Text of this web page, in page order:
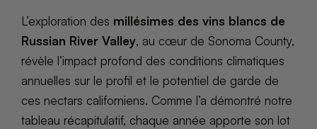
L’exploration des millésimes des vins blancs de
Russian River Valley, au cœur de Sonoma County,
révèle l’impact profond des conditions climatiques
annuelles sur le profil et le potentiel de garde de
ces nectars californiens. Comme l’a démontré notre
tableau récapitulatif, chaque année apporte son lot